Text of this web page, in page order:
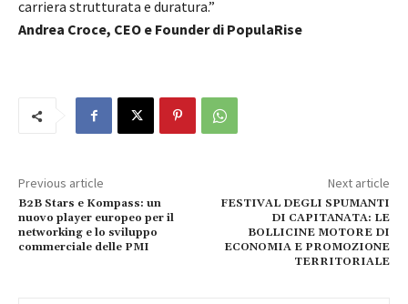
carriera strutturata e duratura.”
Andrea Croce, CEO e Founder di PopulaRise
Previous article
B2B Stars e Kompass: un
nuovo player europeo per il
networking e lo sviluppo
commerciale delle PMI
Next article
FESTIVAL DEGLI SPUMANTI
DI CAPITANATA: LE
BOLLICINE MOTORE DI
ECONOMIA E PROMOZIONE
TERRITORIALE